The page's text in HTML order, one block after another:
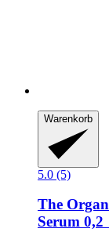
Warenkorb
5.0 (5)
The
Serum